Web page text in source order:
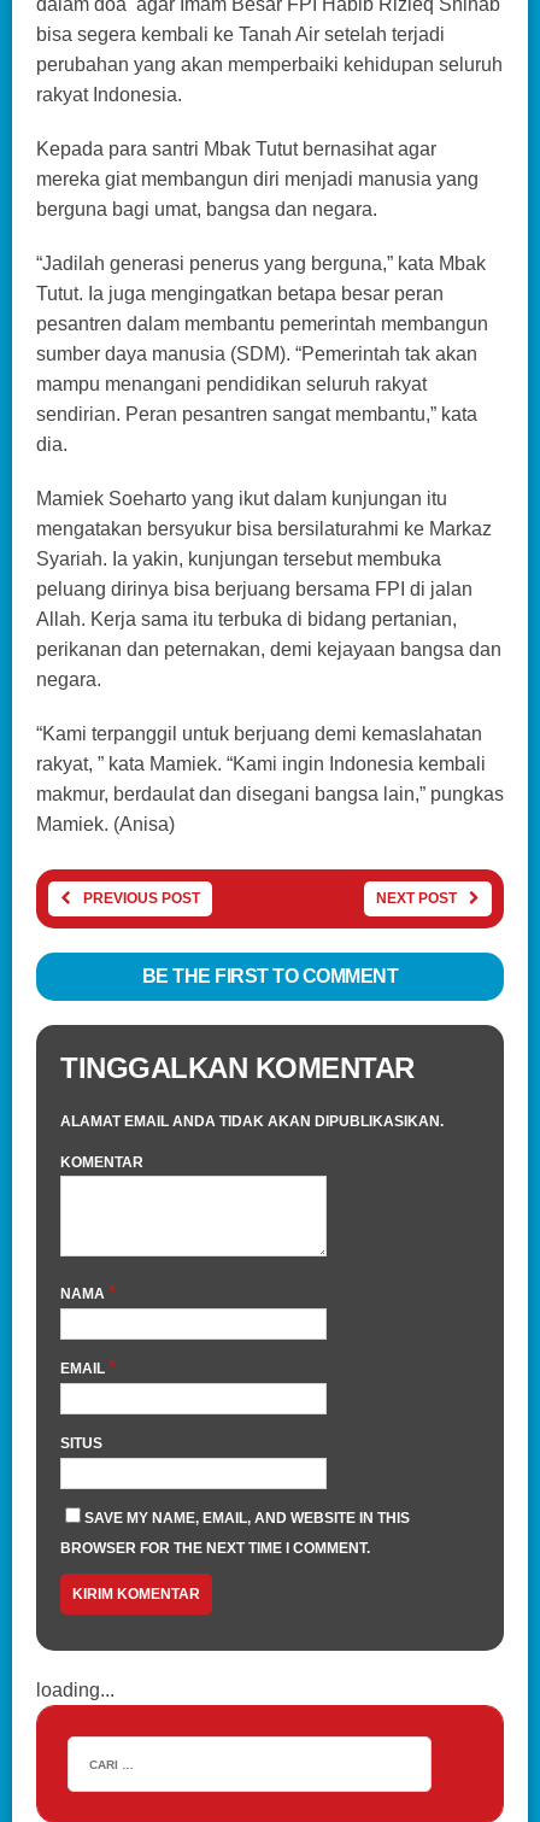
bisa segera kembali ke Tanah Air setelah terjadi
perubahan yang akan memperbaiki kehidupan seluruh
rakyat Indonesia.
Kepada para santri Mbak Tutut bernasihat agar
mereka giat membangun diri menjadi manusia yang
berguna bagi umat, bangsa dan negara.
“Jadilah generasi penerus yang berguna,” kata Mbak
Tutut. Ia juga mengingatkan betapa besar peran
pesantren dalam membantu pemerintah membangun
sumber daya manusia (SDM). “Pemerintah tak akan
mampu menangani pendidikan seluruh rakyat
sendirian. Peran pesantren sangat membantu,” kata
dia.
Mamiek Soeharto yang ikut dalam kunjungan itu
mengatakan bersyukur bisa bersilaturahmi ke Markaz
Syariah. Ia yakin, kunjungan tersebut membuka
peluang dirinya bisa berjuang bersama FPI di jalan
Allah. Kerja sama itu terbuka di bidang pertanian,
perikanan dan peternakan, demi kejayaan bangsa dan
negara.
“Kami terpanggil untuk berjuang demi kemaslahatan
rakyat, ” kata Mamiek. “Kami ingin Indonesia kembali
makmur, berdaulat dan disegani bangsa lain,” pungkas
Mamiek. (Anisa)
PREVIOUS POST NEXT POST
BE THE FIRST TO COMMENT
TINGGALKAN KOMENTAR
ALAMAT EMAIL ANDA TIDAK AKAN DIPUBLIKASIKAN.
KOMENTAR
NAMA *
EMAIL *
SITUS
SAVE MY NAME, EMAIL, AND WEBSITE IN THIS
BROWSER FOR THE NEXT TIME I COMMENT.
loading...